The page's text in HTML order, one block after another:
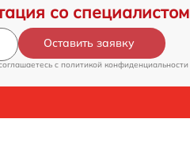
со специалистом
Оставить заявку
c политикой конфиденциальности